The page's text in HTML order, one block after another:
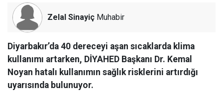
Zelal Sinayiç Muhabir
Diyarbakır’da 40 dereceyi aşan sıcaklarda klima
kullanımı artarken, DİYAHED Başkanı Dr. Kemal
Noyan hatalı kullanımın sağlık risklerini artırdığı
uyarısında bulunuyor.